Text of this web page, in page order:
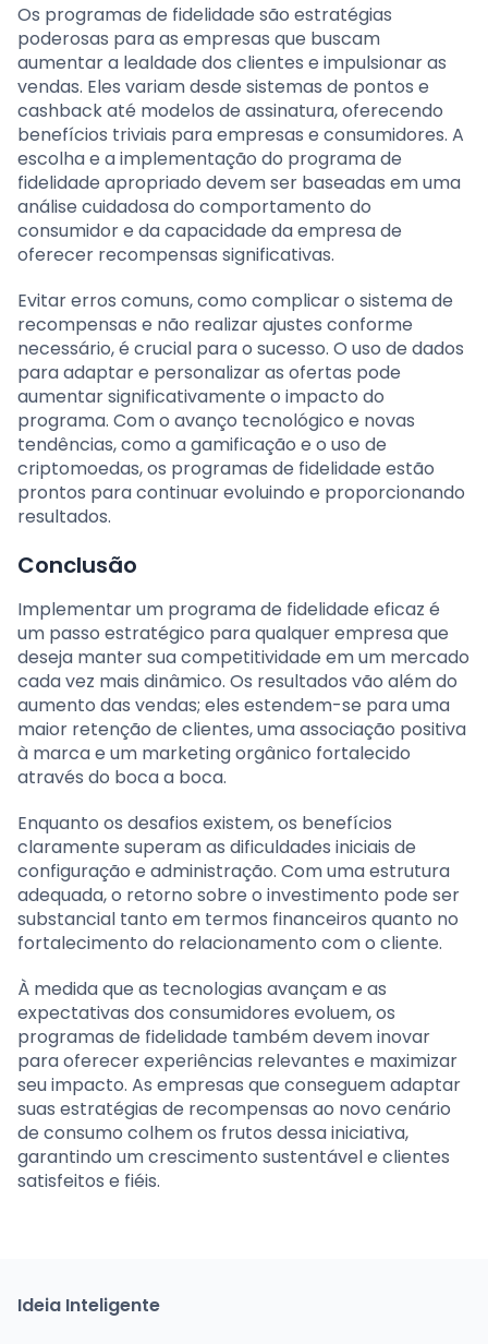
Os programas de fidelidade são estratégias
poderosas para as empresas que buscam
aumentar a lealdade dos clientes e impulsionar as
vendas. Eles variam desde sistemas de pontos e
cashback até modelos de assinatura, oferecendo
benefícios triviais para empresas e consumidores. A
escolha e a implementação do programa de
fidelidade apropriado devem ser baseadas em uma
análise cuidadosa do comportamento do
consumidor e da capacidade da empresa de
oferecer recompensas significativas.
Evitar erros comuns, como complicar o sistema de
recompensas e não realizar ajustes conforme
necessário, é crucial para o sucesso. O uso de dados
para adaptar e personalizar as ofertas pode
aumentar significativamente o impacto do
programa. Com o avanço tecnológico e novas
tendências, como a gamificação e o uso de
criptomoedas, os programas de fidelidade estão
prontos para continuar evoluindo e proporcionando
resultados.
Conclusão
Implementar um programa de fidelidade eficaz é
um passo estratégico para qualquer empresa que
deseja manter sua competitividade em um mercado
cada vez mais dinâmico. Os resultados vão além do
aumento das vendas; eles estendem-se para uma
maior retenção de clientes, uma associação positiva
à marca e um marketing orgânico fortalecido
através do boca a boca.
Enquanto os desafios existem, os benefícios
claramente superam as dificuldades iniciais de
configuração e administração. Com uma estrutura
adequada, o retorno sobre o investimento pode ser
substancial tanto em termos financeiros quanto no
fortalecimento do relacionamento com o cliente.
À medida que as tecnologias avançam e as
expectativas dos consumidores evoluem, os
programas de fidelidade também devem inovar
para oferecer experiências relevantes e maximizar
seu impacto. As empresas que conseguem adaptar
suas estratégias de recompensas ao novo cenário
de consumo colhem os frutos dessa iniciativa,
garantindo um crescimento sustentável e clientes
satisfeitos e fiéis.
Ideia Inteligente